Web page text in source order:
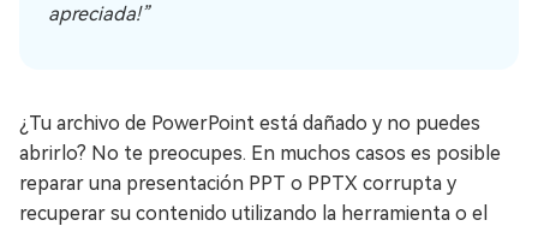
apreciada!”
¿Tu archivo de PowerPoint está dañado y no puedes
abrirlo? No te preocupes. En muchos casos es posible
reparar una presentación PPT o PPTX corrupta y
recuperar su contenido utilizando la herramienta o el